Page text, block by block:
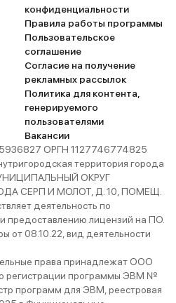
конфиденциальности
Правила работы программы
Пользовательское
соглашение
Согласие на получение
рекламных рассылок
Политика для контента,
генерируемого
пользователями
Вакансии
ОРГН 1127746774825
территория города
ОКРУГ
СЕРП И МОЛОТ, Д. 10, ПОМЕЩ.
деятельность по
предоставлению лицензий на ПО.
от 08.10.22, вид деятельности
права принадлежат ООО
о регистрации программы ЭВМ №
программ для ЭВМ, реестровая